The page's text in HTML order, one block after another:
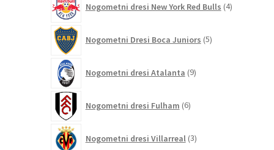
Nogometni dresi New York Red Bulls 4izdelki
Nogometni Dresi Boca Juniors 5izdelkov
Nogometni dresi Atalanta 9izdelkov
Nogometni dresi Fulham 6izdelkov
Nogometni dresi Villarreal 3izdelki